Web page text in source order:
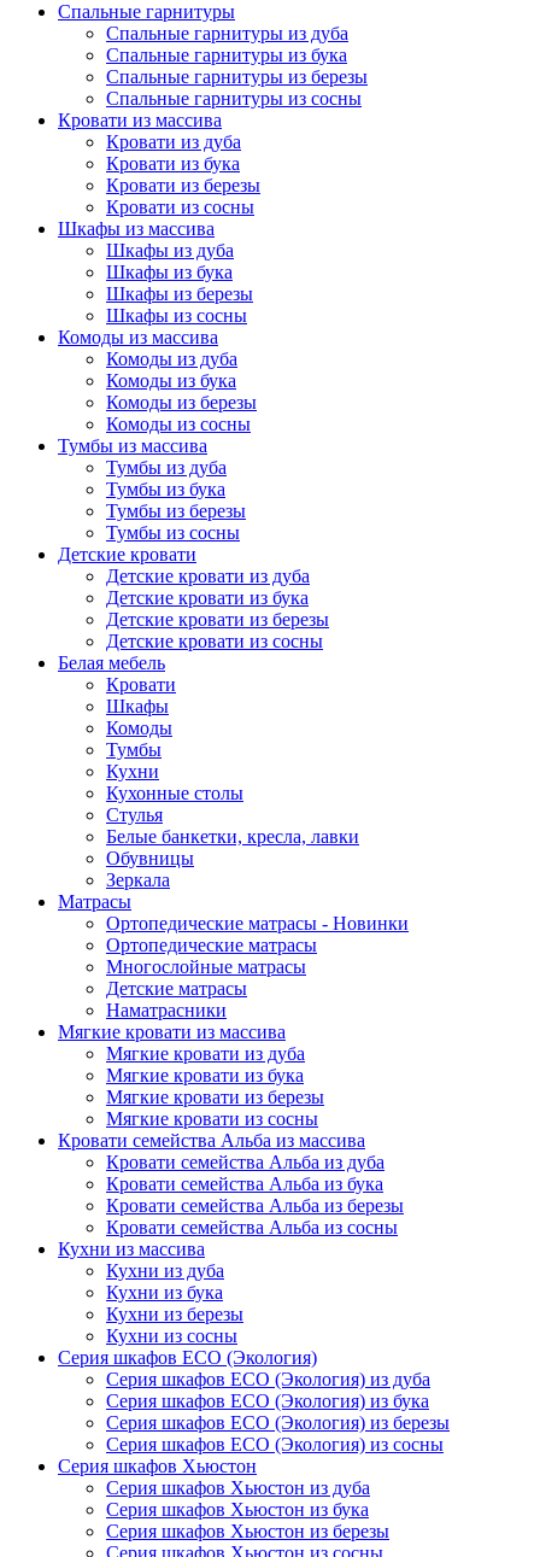
Спальные гарнитуры
Спальные гарнитуры из дуба
Спальные гарнитуры из бука
Спальные гарнитуры из березы
Спальные гарнитуры из сосны
Кровати из массива
Кровати из дуба
Кровати из бука
Кровати из березы
Кровати из сосны
Шкафы из массива
Шкафы из дуба
Шкафы из бука
Шкафы из березы
Шкафы из сосны
Комоды из массива
Комоды из дуба
Комоды из бука
Комоды из березы
Комоды из сосны
Тумбы из массива
Тумбы из дуба
Тумбы из бука
Тумбы из березы
Тумбы из сосны
Детские кровати
Детские кровати из дуба
Детские кровати из бука
Детские кровати из березы
Детские кровати из сосны
Белая мебель
Кровати
Шкафы
Комоды
Тумбы
Кухни
Кухонные столы
Стулья
Белые банкетки, кресла, лавки
Обувницы
Зеркала
Матрасы
Ортопедические матрасы - Новинки
Ортопедические матрасы
Многослойные матрасы
Детские матрасы
Наматрасники
Мягкие кровати из массива
Мягкие кровати из дуба
Мягкие кровати из бука
Мягкие кровати из березы
Мягкие кровати из сосны
Кровати семейства Альба из массива
Кровати семейства Альба из дуба
Кровати семейства Альба из бука
Кровати семейства Альба из березы
Кровати семейства Альба из сосны
Кухни из массива
Кухни из дуба
Кухни из бука
Кухни из березы
Кухни из сосны
Серия шкафов ECO (Экология)
Серия шкафов ECO (Экология) из дуба
Серия шкафов ECO (Экология) из бука
Серия шкафов ECO (Экология) из березы
Серия шкафов ECO (Экология) из сосны
Серия шкафов Хьюстон
Серия шкафов Хьюстон из дуба
Серия шкафов Хьюстон из бука
Серия шкафов Хьюстон из березы
Серия шкафов Хьюстон из сосны